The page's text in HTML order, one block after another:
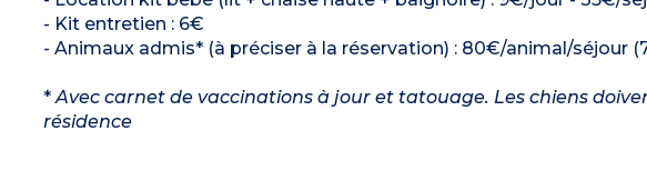
- Kit entretien : 6€
- Animaux admis* (à préciser à la réservation) : 80€/animal/séjour
*Avec carnet de vaccinations à jour et tatouage. Les chiens
résidence